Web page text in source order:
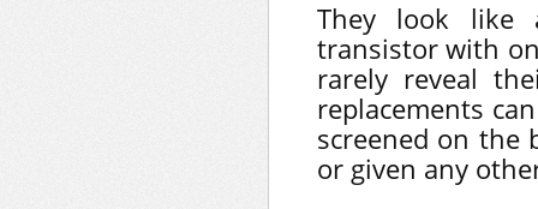
They look like
transistor with
rarely reveal
replacements
screened on the
or given any